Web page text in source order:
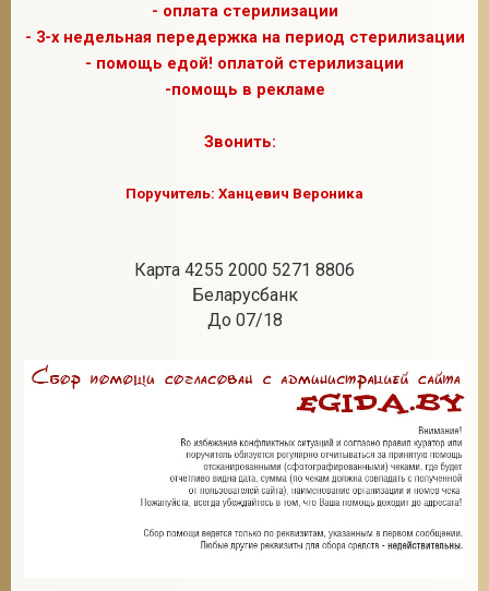
- оплата стерилизации
- 3-х недельная передержка на период стерилизации
- помощь едой! оплатой стерилизации
-помощь в рекламе
Звонить:
Поручитель: Ханцевич Вероника
Карта 4255 2000 5271 8806
Беларусбанк
До 07/18